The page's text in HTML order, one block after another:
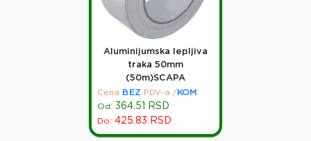
Aluminijumska lepljiva
traka 50mm
(50m)SCAPA
Cena
BEZ PDV-a / KOM :
Od: 364.51 RSD
Do: 425.83 RSD